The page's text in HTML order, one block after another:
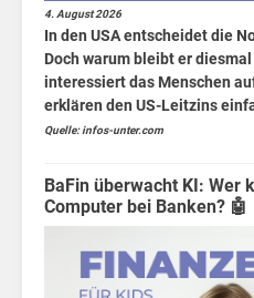
4. August 2026
In den USA entscheidet die
Doch warum bleibt er
interessiert das Menschen
erklären den US-Leitzins
Quelle: infos-unter.com
BaFin überwacht KI: Wer
Computer bei Banken? 🤖